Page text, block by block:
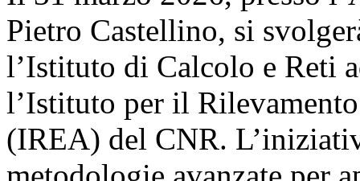
Pietro Castellino, si
l’Istituto di Calcolo e Reti
l’Istituto per il
(IREA) del CNR.